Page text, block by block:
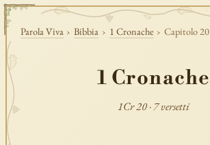
Parola Viva › Bibbia › 1 Cronache › Capitolo 20
1 Cronache
1Cr 20 · 7 versetti